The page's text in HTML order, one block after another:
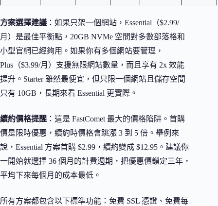
方案選擇建議 ：如果只架一個網站，Essential（$2.99/
月）是最佳平衡點，20GB NVMe 空間對多數部落格和
小型官網已經夠用。如果你有多個網站要管理，
Plus（$3.99/月）支援無限網站數量，而且享有 2x 效能
提升。Starter 雖然最便宜，但只限一個網站且儲存空間
只有 10GB，長期來看 Essential 更實際。
續約價格提醒 ：這是 FastComet 最大的價格陷阱。首購
價是限時優惠，續約時價格會跳漲 3 到 5 倍。舉例來
說，Essential 方案首購 $2.99，續約變成 $12.95。建議你
一開始就選擇 36 個月的計費週期，把優惠價鎖定三年，
平均下來每個月的成本最低。
所有方案都包含以下標準功能：免費 SSL 憑證、免費每